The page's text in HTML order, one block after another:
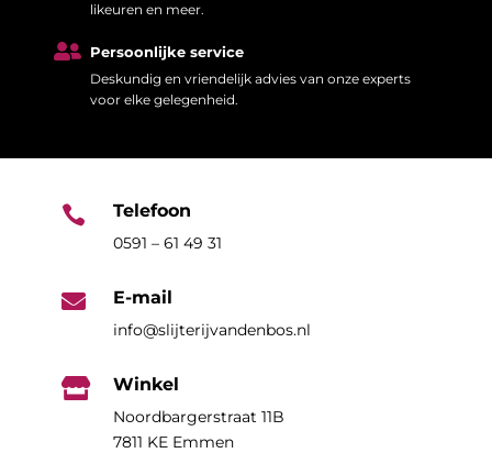
likeuren en meer.
 Persoonlijke service
Deskundig en vriendelijk advies van onze experts
voor elke gelegenheid.
 Telefoon
0591 – 61 49 31
 E-mail
info@slijterijvandenbos.nl
 Winkel
Noordbargerstraat 11B
7811 KE Emmen